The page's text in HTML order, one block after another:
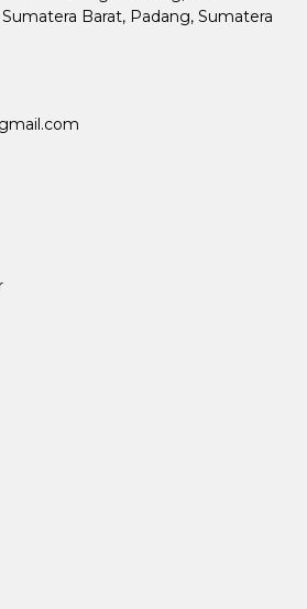
Barat, Padang, Sumatera